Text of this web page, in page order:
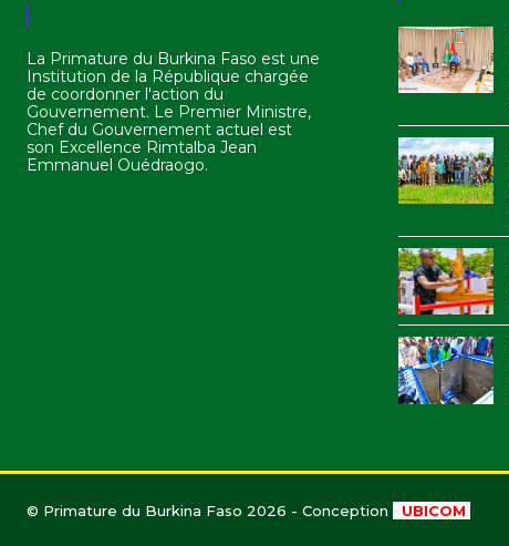
La Primature du Burkina Faso est une
Institution de la République chargée
de coordonner l'action du
Gouvernement. Le Premier Ministre,
Chef du Gouvernement actuel est
son Excellence Rimtalba Jean
Emmanuel Ouédraogo.
© Primature du Burkina Faso 2026 - Conception UBICOM